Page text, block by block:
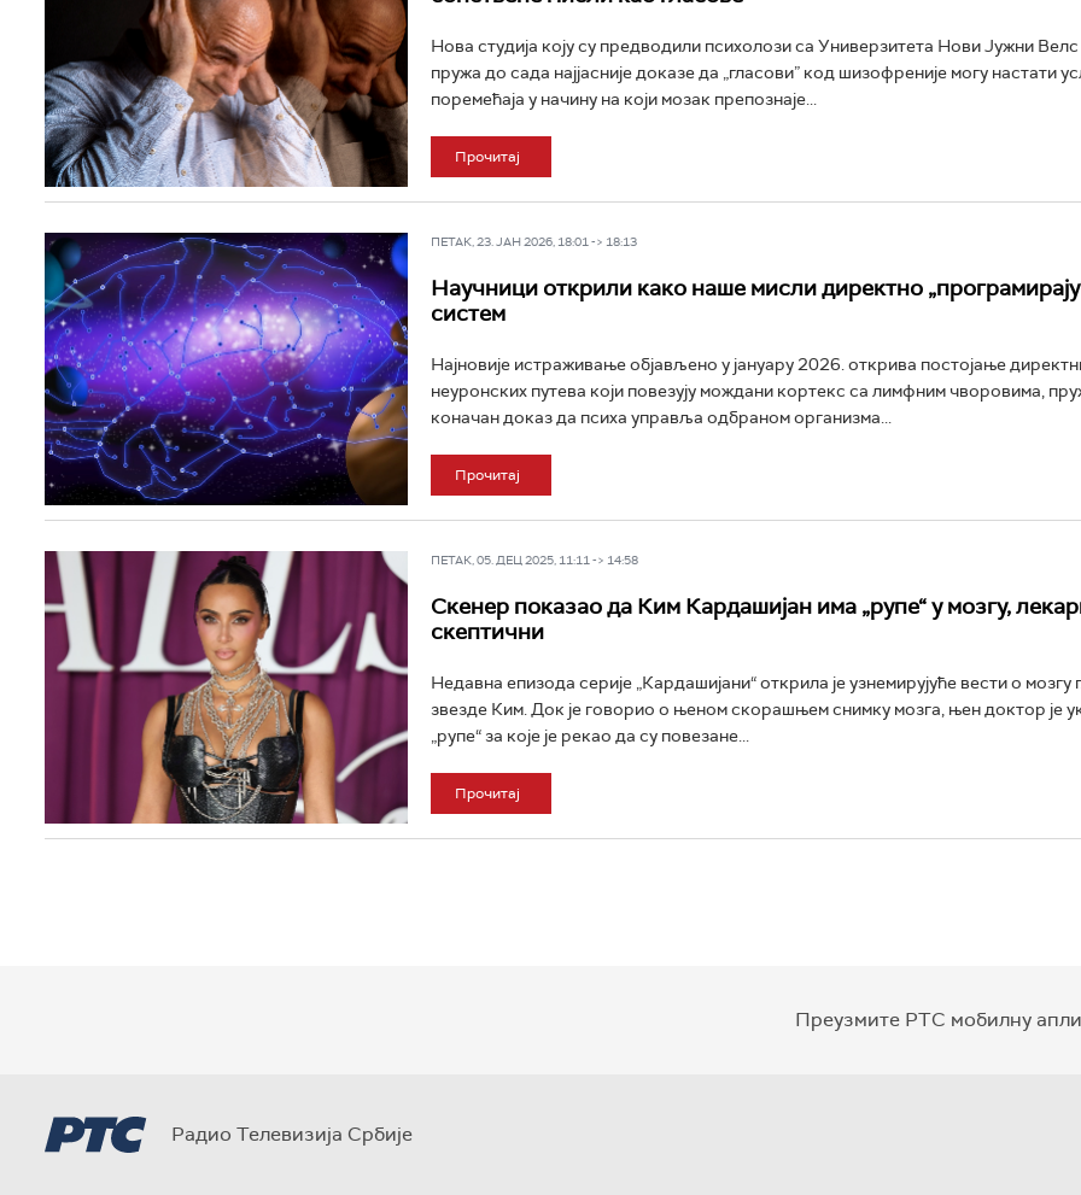
Нова студија коју су предводили психолози са Универзитета Нови Јужни Велс
пружа до сада најјасније доказе да „гласови” код шизофреније могу настати
поремећаја у начину на који мозак препознаје...
Прочитај
ПЕТАК, 23. ЈАН 2026, 18:01 -> 18:13
Научници открили како наше мисли директно
систем
Најновије истраживање објављено у јануару 2026. открива постојање
неуронских путева који повезују мождани кортекс са лимфним чворовима,
коначан доказ да психа управља одбраном организма...
Прочитај
ПЕТАК, 05. ДЕЦ 2025, 11:11 -> 14:58
Скенер показао да Ким Кардашијан има „рупе“ у мозгу,
скептични
Недавна епизода серије „Кардашијани“ открила је узнемирујуће вести о мозгу
звезде Ким. Док је говорио о њеном скорашњем снимку мозга, њен доктор је
„рупе“ за које је рекао да су повезане...
Прочитај
Преузмите РТС мобилну
Радио Телевизија Србије